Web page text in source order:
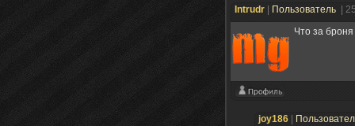
Intrudr Пользователь
|
Что за
joy186